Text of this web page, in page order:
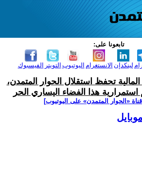
تابعونا على:
الفيسبوك التويتر اليوتيوب الانستغرام لينكدإن
تحفظ استقلال الحوار المتمدن،
هذا الفضاء اليساري الحر
‫«الحوار المتمدن» على اليوتيوب]